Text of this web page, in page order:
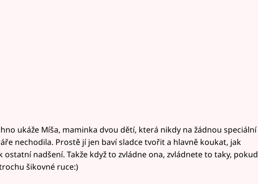
ukáže Míša, maminka dvou dětí, která nikdy na žádnou speciální
nechodila. Prostě jí jen baví sladce tvořit a hlavně koukat, jak
ostatní nadšení. Takže když to zvládne ona, zvládnete to taky, pokud
šikovné ruce:)